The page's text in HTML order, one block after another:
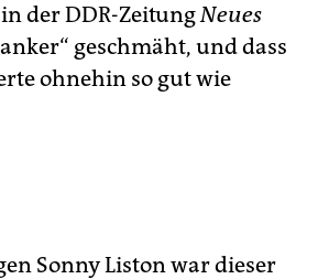
der DDR-ZeitungNeues
geschmäht, und dass
ohnehin so gut wie
Sonny Liston war dieser